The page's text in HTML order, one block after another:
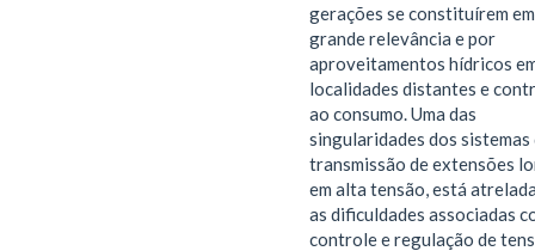
gerações se constituírem em
grande relevância e por
aproveitamentos hídricos
localidades distantes e
ao consumo. Uma das
singularidades dos sistemas
transmissão de extensões
em alta tensão, está
as dificuldades associadas
controle e regulação de